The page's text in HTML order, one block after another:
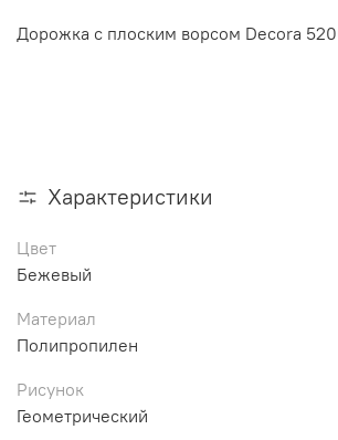
Дорожка с плоским ворсом Decora
Характеристики
Цвет
Бежевый
Материал
Полипропилен
Рисунок
Геометрический